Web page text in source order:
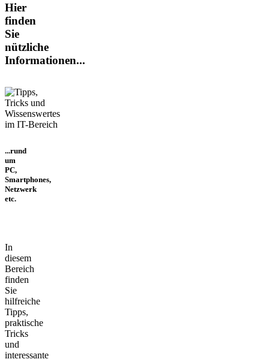
Hier
finden
Sie
nützliche
Informationen...
...rund
um
PC,
Smartphones,
Netzwerk
etc.
In
diesem
Bereich
finden
Sie
hilfreiche
Tipps,
praktische
Tricks
und
interessante